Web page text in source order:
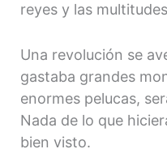
reyes y las
Una revolución se
gastaba grandes
enormes pelucas,
Nada de lo que
bien visto.